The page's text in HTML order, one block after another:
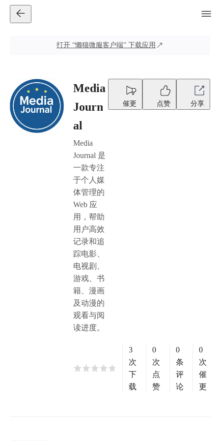
打开 “懒猫微服客户端” 下载应用
Media
Journ
al
Media
Journal 是
一款专注
于个人媒
体管理的
Web 应
用，帮助
用户高效
记录和追
踪电影、
电视剧、
游戏、书
籍、漫画
及动漫的
观看与阅
读进度。
催更 点赞 分享
3
次
下
载
0
次
点
赞
0
条
评
论
0
次
催
更